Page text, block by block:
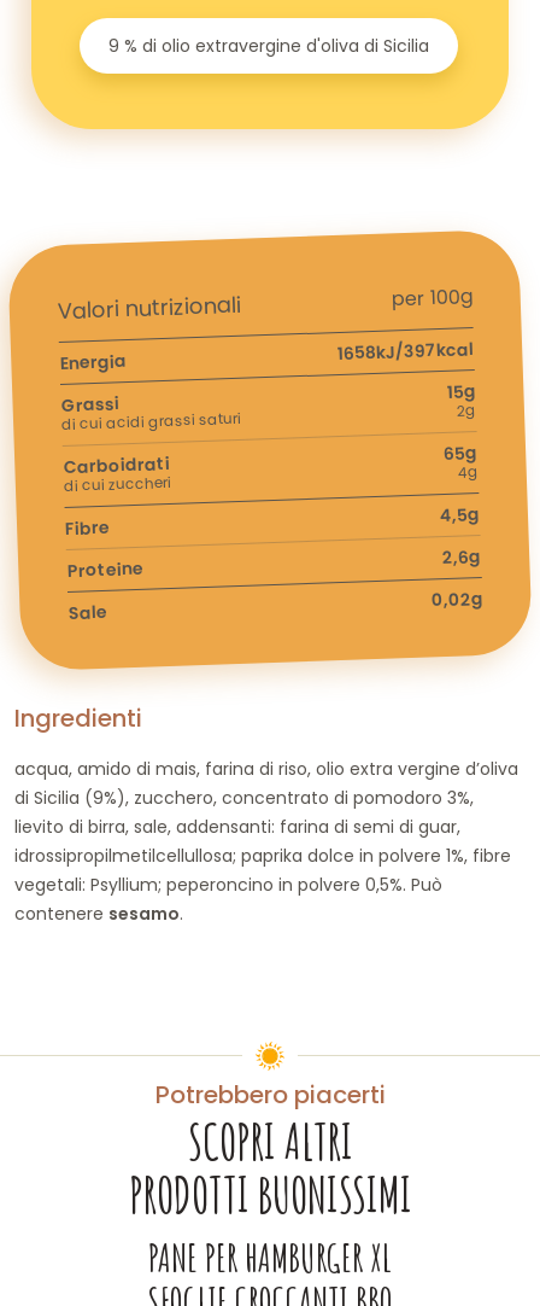
9 % di olio extravergine d'oliva di Sicilia
Valori nutrizionali per 100g
Energia 1658kJ/397kcal
Grassi 15g
di cui acidi grassi saturi 2g
Carboidrati 65g
di cui zuccheri
4g
Fibre
4,5g
Proteine 2,6g
Sale 0,02g
Ingredienti
acqua, amido di mais, farina di riso, olio extra vergine d’oliva
di Sicilia (9%), zucchero, concentrato di pomodoro 3%,
lievito di birra, sale, addensanti: farina di semi di guar,
idrossipropilmetilcellullosa; paprika dolce in polvere 1%, fibre
vegetali: Psyllium; peperoncino in polvere 0,5%. Può
contenere sesamo.
Potrebbero piacerti
SCOPRI ALTRI
PRODOTTI BUONISSIMI
PANE PER HAMBURGER XL